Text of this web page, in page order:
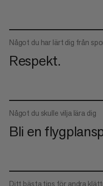
Något du har lärt dig från
Respekt.
Något du skulle vilja lära dig
Bli en
Ditt bästa tips för andra